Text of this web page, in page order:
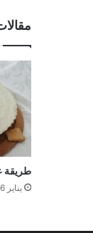
طريقة
يناير 16, 2021